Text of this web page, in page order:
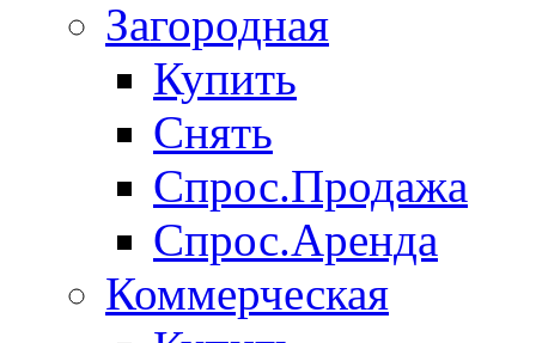
Загородная
Купить
Снять
Спрос.Продажа
Спрос.Аренда
Коммерческая